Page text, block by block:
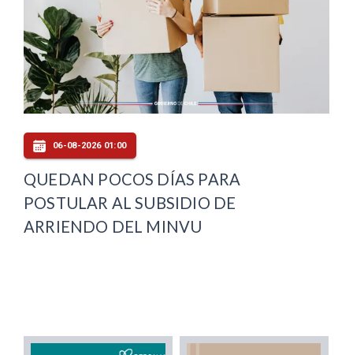
06-08-2026 01:00
QUEDAN POCOS DÍAS PARA
POSTULAR AL SUBSIDIO DE
ARRIENDO DEL MINVU